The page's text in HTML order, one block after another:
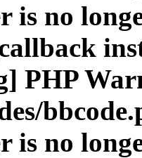
is no
PHP
is no